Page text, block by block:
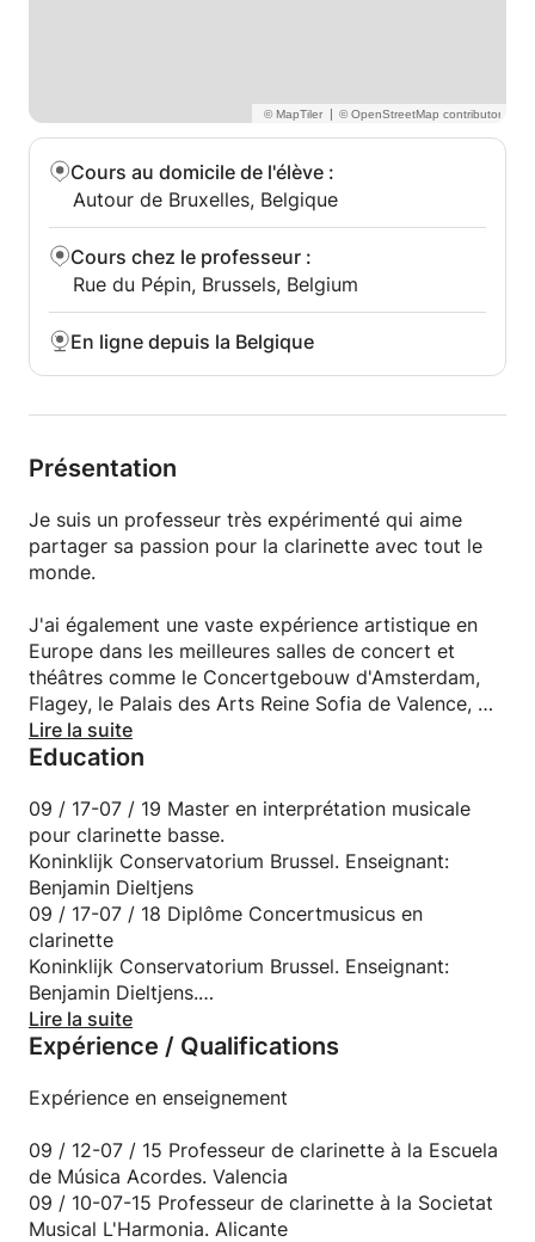
|
Cours au domicile de l'élève :
Autour de Bruxelles, Belgique
Cours chez le professeur :
Rue du Pépin, Brussels, Belgium
En ligne depuis la Belgique
Présentation
Je suis un professeur très expérimenté qui aime
partager sa passion pour la clarinette avec tout le
monde.
J'ai également une vaste expérience artistique en
Europe dans les meilleures salles de concert et
théâtres comme le Concertgebouw d'Amsterdam,
Flagey, le Palais des Arts Reine Sofia de Valence, De
Doelen et beaucoup d'autres. Avec des musiciens
incroyables et des chefs célèbres.
Je peux vous apprendre à jouer de la clarinette
depuis le début ou vous aider à préparer l'examen
d'entrée du conservatoire de musique.
Laissez-moi vous montrer le monde merveilleux de
la musique!
Lire la suite
Education
09 / 17-07 / 19 Master en interprétation musicale
pour clarinette basse.
Koninklijk Conservatorium Brussel. Enseignant:
Benjamin Dieltjens
09 / 17-07 / 18 Diplôme Concertmusicus en
clarinette
Koninklijk Conservatorium Brussel. Enseignant:
Benjamin Dieltjens.
09 / 15-07 / 17 Master en interprétation de
clarinette.
Benjamin Dieltjens.
clarinette.
Conservatoire de Musique de Valence. Enseignant:
Emilio Ferrando Peris.
09 / 05-07 / 11 Diplôme professionnel en
Lire la suite
Expérience / Qualifications
Expérience en enseignement
09 / 12-07 / 15 Professeur de clarinette à la Escuela
de Música Acordes. Valencia
09 / 10-07-15 Professeur de clarinette à la Societat
Musical L'Harmonia. Alicante